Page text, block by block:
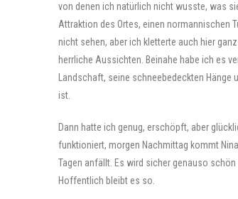
von denen ich natürlich nicht wusste, was
Attraktion des Ortes, einen normannischen
nicht sehen, aber ich kletterte auch hier
herrliche Aussichten. Beinahe habe ich es
Landschaft, seine schneebedeckten
ist.
Dann hatte ich genug, erschöpft, aber
funktioniert, morgen Nachmittag kommt
Tagen anfällt. Es wird sicher genauso
Hoffentlich bleibt es so.